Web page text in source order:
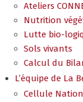
Ateliers
Nutrition
Lutte bio-
Sols vivants
Calcul du
L’équipe de La
Cellule